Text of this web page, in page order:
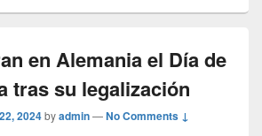
en Alemania el Día de
tras su legalización
2024byadmin—No Comments ↓